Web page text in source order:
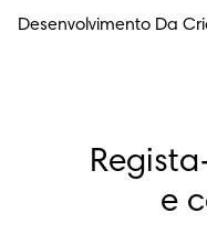
Desenvolvimento Da
e